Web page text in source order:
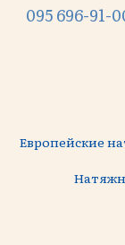
095 696-91-
Европейские